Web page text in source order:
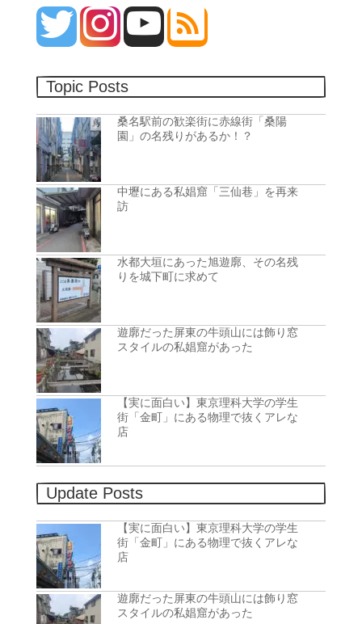
Topic Posts
桑名駅前の歓楽街に赤線街「桑陽
園」の名残りがあるか！？
中壢にある私娼窟「三仙巷」を再来
訪
水都大垣にあった旭遊廓、その名残
りを城下町に求めて
遊廓だった屏東の牛頭山には飾り窓
スタイルの私娼窟があった
【実に面白い】東京理科大学の学生
街「金町」にある物理で抜くアレな
店
Update Posts
【実に面白い】東京理科大学の学生
街「金町」にある物理で抜くアレな
店
遊廓だった屏東の牛頭山には飾り窓
スタイルの私娼窟があった